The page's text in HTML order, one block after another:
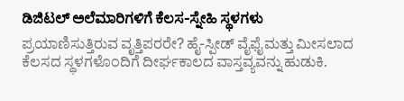
ಡಿಜಿಟಲ್ ಅಲೆಮಾರಿಗಳಿಗೆ ಕೆಲಸ-ಸ್ನೇಹಿ ಸ್ಥಳಗಳು
ಪ್ರಯಾಣಿಸುತ್ತಿರುವ ವೃತ್ತಿಪರರೇ? ಹೈ-ಸ್ಪೀಡ್ ವೈಫೈ ಮತ್ತು ಮೀಸಲಾದ
ಕೆಲಸದ ಸ್ಥಳಗಳೊಂದಿಗೆ ದೀರ್ಘಕಾಲದ ವಾಸ್ತವ್ಯವನ್ನು ಹುಡುಕಿ.